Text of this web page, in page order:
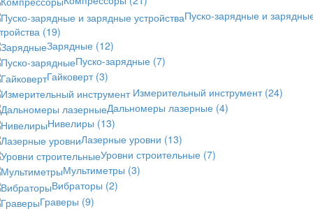
Пуско-зарядные и
(19)
Зарядные (12)
Пуско-зарядные (7)
Гайковерт (3)
Измерительный инструмент (24)
Дальномеры лазерные (4)
Нивелиры (13)
Лазерные уровни (13)
Уровни строительные (7)
Мультиметры (3)
Вибраторы (2)
Граверы (9)